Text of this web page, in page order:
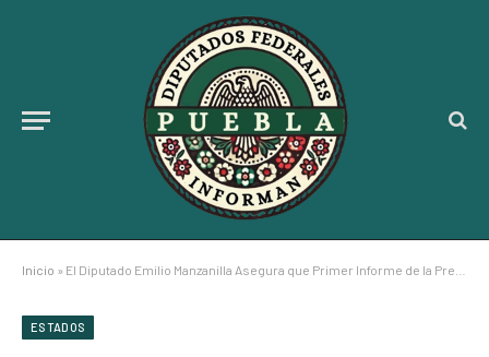
Inicio » El Diputado Emilio Manzanilla Asegura que Primer Informe de la Presidenta es Reflejo del Compromiso Firme con el Pueblo y la Justicia Social
ESTADOS